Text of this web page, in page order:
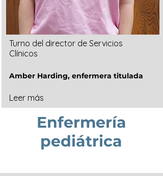
Turno del director de Servicios
Clínicos
Amber Harding, enfermera titulada
Leer más
Enfermería
pediátrica